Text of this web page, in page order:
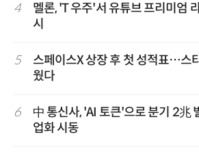
4
멜론, 'T 우주'서 유튜브 프리미엄
시
5
스페이스X 상장 후 첫 성적표…스
웠다
6
中 통신사, 'AI 토큰'으로 분기 2兆
업화 시동